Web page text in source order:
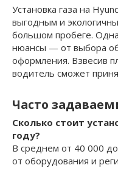
Установка газа на
выгодным и
большом пробеге.
нюансы — от выбора
оформления. Взвесив
водитель сможет
Часто
Сколько стоит
году?
В среднем от 40 000
от оборудования и